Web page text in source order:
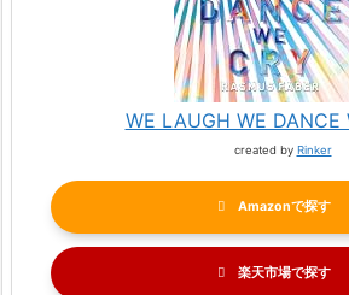
WE LAUGH WE DANCE
created by Rinker
Amazon
楽天市場